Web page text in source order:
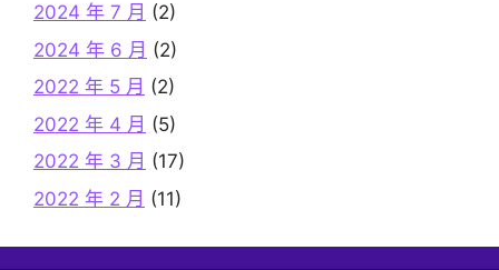
2024 年 7 月 (2)
2024 年 6 月 (2)
2022 年 5 月 (2)
2022 年 4 月 (5)
2022 年 3 月 (17)
2022 年 2 月 (11)